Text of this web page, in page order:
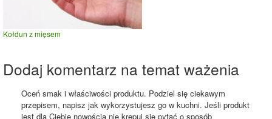
Kołdun z mięsem
Dodaj komentarz na temat ważenia
Oceń smak i właściwości produktu. Podziel się ciekawym
przepisem, napisz jak wykorzystujesz go w kuchni. Jeśli produkt
jest dla Ciebie nowością nie krępuj się pytać o sposób